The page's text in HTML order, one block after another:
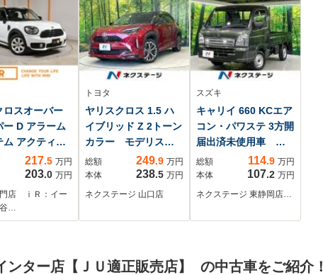
ロスオーバー
ー D アラーム
ム アクティブ
ン バックカメ
障害物センサ
トマチックテ
ート コンフォ
クセス ストレ
純正ナビ
217.5 万円
203.0 万円
門店 ｉＲ：イー
…
トヨタ
ヤリスクロス 1.5 ハ
イブリッド Z 2トーン
カラー モデリスタ
エアロ 純正8型ナ
ビ 全周囲カメラ
パワーバックドア
ーフティセンス レ
LEDヘッドライト
総額 249.9 万円
本体
238.5 万円
ネクステージ 山口店
スズキ
キャリイ 660 KCエア
コン・パワステ 3方開
届出済未使用車 セ
ーフティサポート
コーナーセンサー
車線逸脱警報 横滑
リングストップ キ
総額 114.9 万円
本体
107.2 万円
ネクステージ 東静岡店…
ンター店【ＪＵ適正販売店】 の中古車をご紹介！